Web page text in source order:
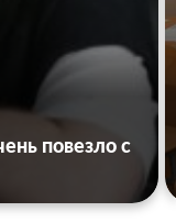
повезло с